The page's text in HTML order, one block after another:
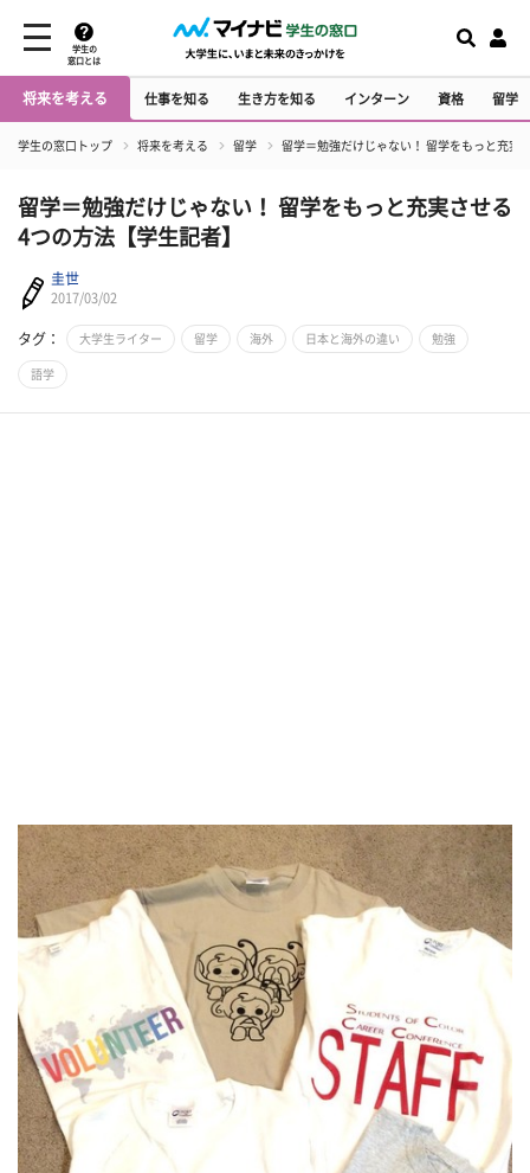
学生の
窓口とは
将来を考える 仕事を知る 生き方を知る インターン 資格 留学
学生の窓口トップ 将来を考える 留学 留学＝勉強だけじゃない！ 留学をもっと充実
留学＝勉強だけじゃない！ 留学をもっと充実させる
4つの方法【学生記者】
圭世
2017/03/02
タグ： 大学生ライター 留学 海外 日本と海外の違い 勉強
語学